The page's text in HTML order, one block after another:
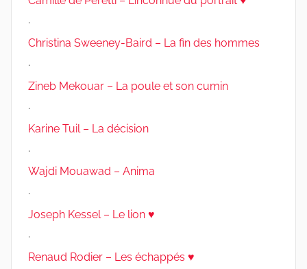
.
Christina Sweeney-Baird – La fin des hommes
.
Zineb Mekouar – La poule et son cumin
.
Karine Tuil – La décision
.
Wajdi Mouawad – Anima
.
Joseph Kessel – Le lion ♥
.
Renaud Rodier – Les échappés ♥